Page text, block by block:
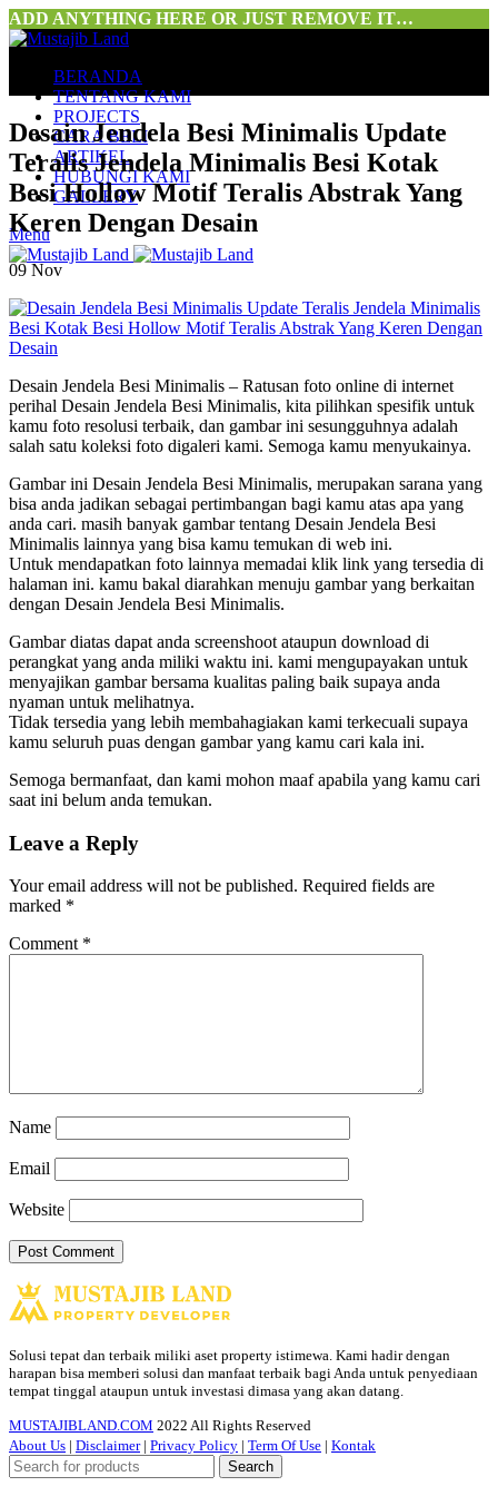
ADD ANYTHING HERE OR JUST REMOVE IT…
BERANDA
TENTANG KAMI
PROJECTS
CARA BELI
ARTIKEL
HUBUNGI KAMI
GALLERY
Menu
Desain Jendela Besi Minimalis Update
Teralis Jendela Minimalis Besi Kotak
Besi Hollow Motif Teralis Abstrak Yang
Keren Dengan Desain
09 Nov
Desain Jendela Besi Minimalis – Ratusan foto online di internet
perihal Desain Jendela Besi Minimalis, kita pilihkan spesifik untuk
kamu foto resolusi terbaik, dan gambar ini sesungguhnya adalah
salah satu koleksi foto digaleri kami. Semoga kamu menyukainya.
Gambar ini Desain Jendela Besi Minimalis, merupakan sarana yang
bisa anda jadikan sebagai pertimbangan bagi kamu atas apa yang
anda cari. masih banyak gambar tentang Desain Jendela Besi
Minimalis lainnya yang bisa kamu temukan di web ini.
Untuk mendapatkan foto lainnya memadai klik link yang tersedia di
halaman ini. kamu bakal diarahkan menuju gambar yang berkaitan
dengan Desain Jendela Besi Minimalis.
Gambar diatas dapat anda screenshoot ataupun download di
perangkat yang anda miliki waktu ini. kami mengupayakan untuk
menyajikan gambar bersama kualitas paling baik supaya anda
nyaman untuk melihatnya.
Tidak tersedia yang lebih membahagiakan kami terkecuali supaya
kamu seluruh puas dengan gambar yang kamu cari kala ini.
Semoga bermanfaat, dan kami mohon maaf apabila yang kamu cari
saat ini belum anda temukan.
Leave a Reply
Your email address will not be published. Required fields are
marked *
Comment *
Name
Email
Website
Solusi tepat dan terbaik miliki aset property istimewa. Kami hadir dengan
harapan bisa memberi solusi dan manfaat terbaik bagi Anda untuk penyediaan
tempat tinggal ataupun untuk investasi dimasa yang akan datang.
MUSTAJIBLAND.COM 2022 All Rights Reserved
About Us | Disclaimer| Privacy Policy | Term Of Use | Kontak
Search